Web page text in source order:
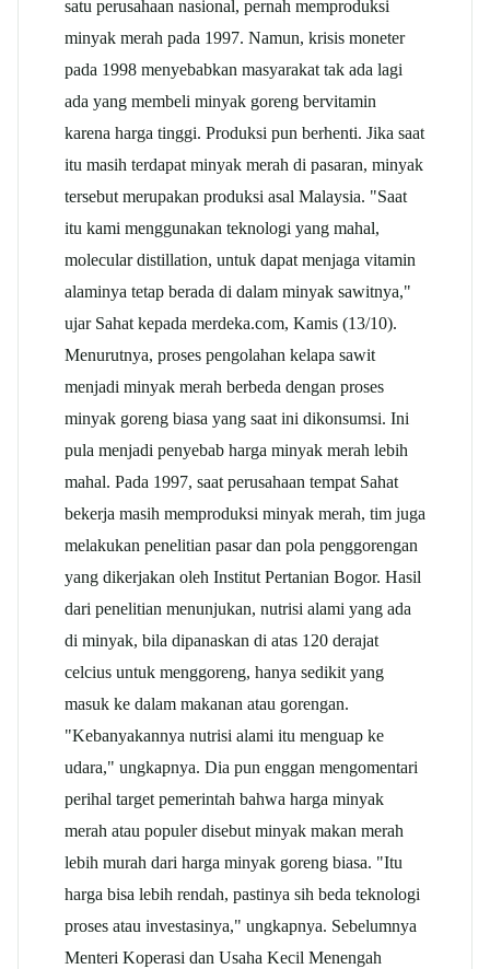
satu perusahaan nasional, pernah memproduksi
minyak merah pada 1997. Namun, krisis moneter
pada 1998 menyebabkan masyarakat tak ada lagi
ada yang membeli minyak goreng bervitamin
karena harga tinggi. Produksi pun berhenti. Jika saat
itu masih terdapat minyak merah di pasaran, minyak
tersebut merupakan produksi asal Malaysia. "Saat
itu kami menggunakan teknologi yang mahal,
molecular distillation, untuk dapat menjaga vitamin
alaminya tetap berada di dalam minyak sawitnya,"
ujar Sahat kepada merdeka.com, Kamis (13/10).
Menurutnya, proses pengolahan kelapa sawit
menjadi minyak merah berbeda dengan proses
minyak goreng biasa yang saat ini dikonsumsi. Ini
pula menjadi penyebab harga minyak merah lebih
mahal. Pada 1997, saat perusahaan tempat Sahat
bekerja masih memproduksi minyak merah, tim juga
melakukan penelitian pasar dan pola penggorengan
yang dikerjakan oleh Institut Pertanian Bogor. Hasil
dari penelitian menunjukan, nutrisi alami yang ada
di minyak, bila dipanaskan di atas 120 derajat
celcius untuk menggoreng, hanya sedikit yang
masuk ke dalam makanan atau gorengan.
"Kebanyakannya nutrisi alami itu menguap ke
udara," ungkapnya. Dia pun enggan mengomentari
perihal target pemerintah bahwa harga minyak
merah atau populer disebut minyak makan merah
lebih murah dari harga minyak goreng biasa. "Itu
harga bisa lebih rendah, pastinya sih beda teknologi
proses atau investasinya," ungkapnya. Sebelumnya
Menteri Koperasi dan Usaha Kecil Menengah